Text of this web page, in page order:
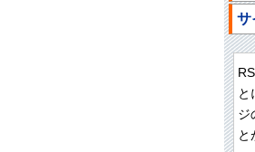
サ
と
ジ
と